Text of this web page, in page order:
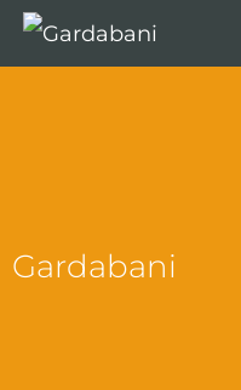
Gardabani